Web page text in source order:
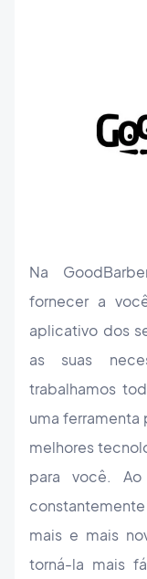
Na
fornecer a
aplicativo dos
as suas
trabalhamos
uma ferramenta
melhores
para você.
mais e mais
torná-la mais